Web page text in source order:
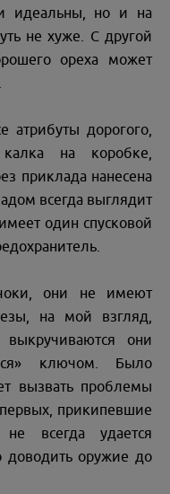
идеальны, но и на
не хуже. С другой
ореха может
дорогого,
на коробке,
приклада нанесена
всегда выглядит
один спусковой
они не имеют
на мой взгляд,
они
ключом. Было
вызвать проблемы
прикипевшие
всегда удается
доводить оружие до